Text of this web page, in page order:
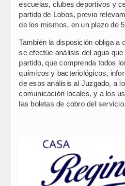
escuelas, clubes deportivos y
partido de Lobos, previo
de los mismos, en un plazo de
También la disposición obliga a
se efectúe análisis del agua
partido, que comprenda todos
químicos y bacteriológicos,
de esos análisis al Juzgado, a
comunicación locales, y a los
las boletas de cobro del servicio.